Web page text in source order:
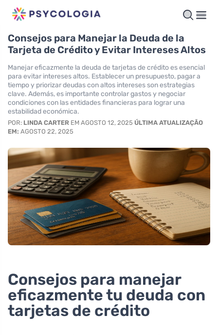
Consejos para Manejar la Deuda de la
Tarjeta de Crédito y Evitar Intereses Altos
Manejar eficazmente la deuda de tarjetas de crédito es esencial
para evitar intereses altos. Establecer un presupuesto, pagar a
tiempo y priorizar deudas con altos intereses son estrategias
clave. Además, es importante controlar gastos y negociar
condiciones con las entidades financieras para lograr una
estabilidad económica.
POR: LINDA CARTER EM AGOSTO 12, 2025 ÚLTIMA ATUALIZAÇÃO
EM: AGOSTO 22, 2025
Consejos para manejar
eficazmente tu deuda con
tarjetas de crédito